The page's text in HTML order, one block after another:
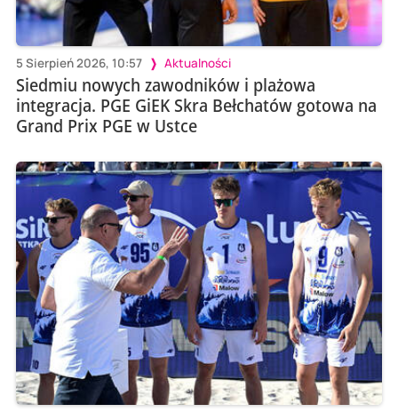
5 Sierpień 2026, 10:57 Aktualności
Siedmiu nowych zawodników i plażowa
integracja. PGE GiEK Skra Bełchatów gotowa na
Grand Prix PGE w Ustce